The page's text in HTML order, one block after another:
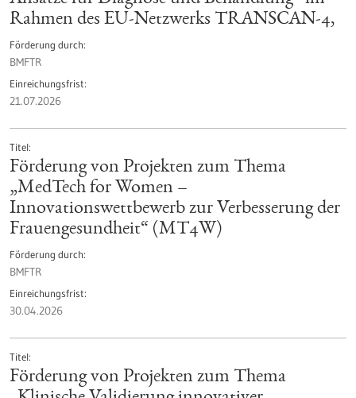
Rahmen des EU-Netzwerks TRANSCAN-4,
Förderung durch
BMFTR
Einreichungsfrist
21.07.2026
Titel
Förderung von Projekten zum Thema
„MedTech for Women –
Innovationswettbewerb zur Verbesserung der
Frauengesundheit“ (MT4W)
Förderung durch
BMFTR
Einreichungsfrist
30.04.2026
Titel
Förderung von Projekten zum Thema